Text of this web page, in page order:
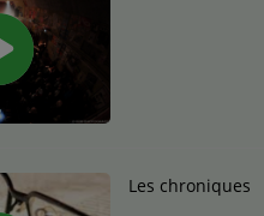
Les chroniques